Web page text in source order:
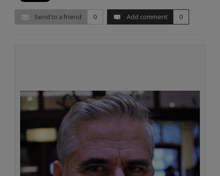
Send to a friend 0 Add comment 0